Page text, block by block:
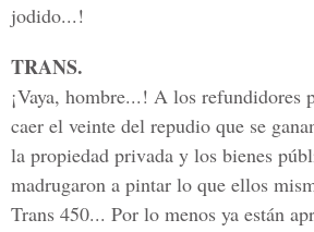
jodido...!
TRANS.
¡Vaya, hombre...! A los refundidores
caer el veinte del repudio que se
la propiedad privada y los bienes
madrugaron a pintar lo que ellos
Trans 450... Por lo menos ya están